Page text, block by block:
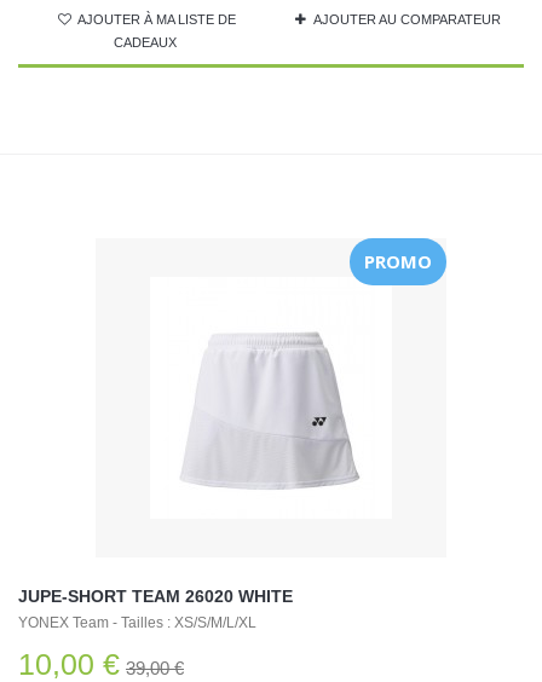
AJOUTER À MA LISTE DE
CADEAUX
AJOUTER AU COMPARATEUR
PROMO
JUPE-SHORT TEAM 26020 WHITE
YONEX Team - Tailles : XS/S/M/L/XL
10,00 € 39,00 €